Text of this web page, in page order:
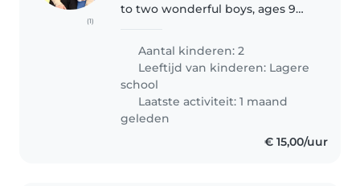
(1)
to two wonderful boys, ages 9
high-functioning autistic child
with a deep curiosity for the
world, while my youngest..
Aantal kinderen: 2
Leeftijd van kinderen: Lagere
school
Laatste activiteit: 1 maand
geleden
€ 15,00/uur